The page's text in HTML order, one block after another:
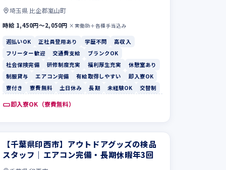
埼玉県 比企郡嵐山町
時給 1,450円〜2,050円 ×実働8h＋各種手当込み
週払いOK 正社員登用あり 学歴不問
高収入
フリーター歓迎
交通費支給
ブランクOK
社会保険完備
研修制度充実 福利厚生充実
休憩室あり
制服貸与
エアコン完備 有給取得しやすい
即入寮OK
寮付き
寮費無料 土日休み 長期 未経験OK 交替制
即入寮OK（寮費無料）
【千葉県印西市】アウトドアグッズの検品
スタッフ｜エアコン完備・長期休暇年3回